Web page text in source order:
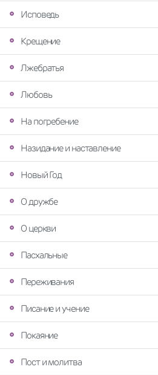
Исповедь
Крещение
Лжебратья
Любовь
На погребение
Назидание и наставление
Новый Год
О дружбе
О церкви
Пасхальные
Переживания
Писание и учение
Покаяние
Пост и молитва